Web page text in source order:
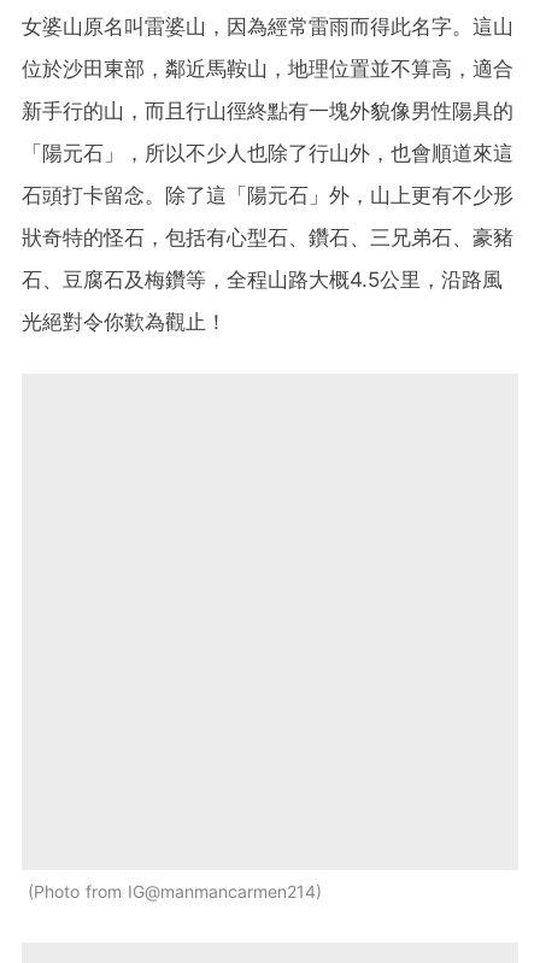
女婆山原名叫雷婆山，因為經常雷雨而得此名字。這山
位於沙田東部，鄰近馬鞍山，地理位置並不算高，適合
新手行的山，而且行山徑終點有一塊外貌像男性陽具的
「陽元石」，所以不少人也除了行山外，也會順道來這
石頭打卡留念。除了這「陽元石」外，山上更有不少形
狀奇特的怪石，包括有心型石、鑽石、三兄弟石、豪豬
石、豆腐石及梅鑽等，全程山路大概4.5公里，沿路風
光絕對令你歎為觀止！
Photo from IG@manmancarmen214